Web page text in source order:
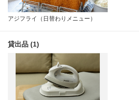
アジフライ（日替わりメニュー）
貸出品 (1)